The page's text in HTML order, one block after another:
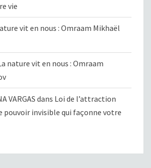
vie
vit en nous : Omraam Mikhaël
nature vit en nous : Omraam
VARGASdans Loi de l’attraction
pouvoir invisible qui façonne votre